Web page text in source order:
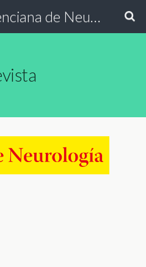
Sociedad Valenciana de Neurología